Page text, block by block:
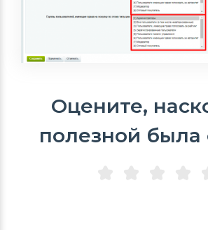
Оцените,
полезной была